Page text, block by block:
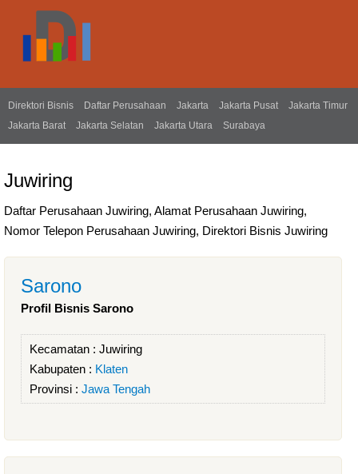
Direktori Bisnis Daftar Perusahaan Jakarta Jakarta Pusat
Jakarta Timur
Jakarta Barat
Jakarta Selatan Jakarta Utara Surabaya
Juwiring
Daftar Perusahaan Juwiring, Alamat Perusahaan Juwiring,
Nomor Telepon Perusahaan Juwiring, Direktori Bisnis Juwiring
Sarono
Profil Bisnis Sarono
Kecamatan : Juwiring
Kabupaten : Klaten
Provinsi : Jawa Tengah